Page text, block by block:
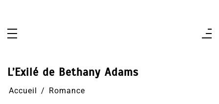
L’Exilé de Bethany Adams
Accueil Romance